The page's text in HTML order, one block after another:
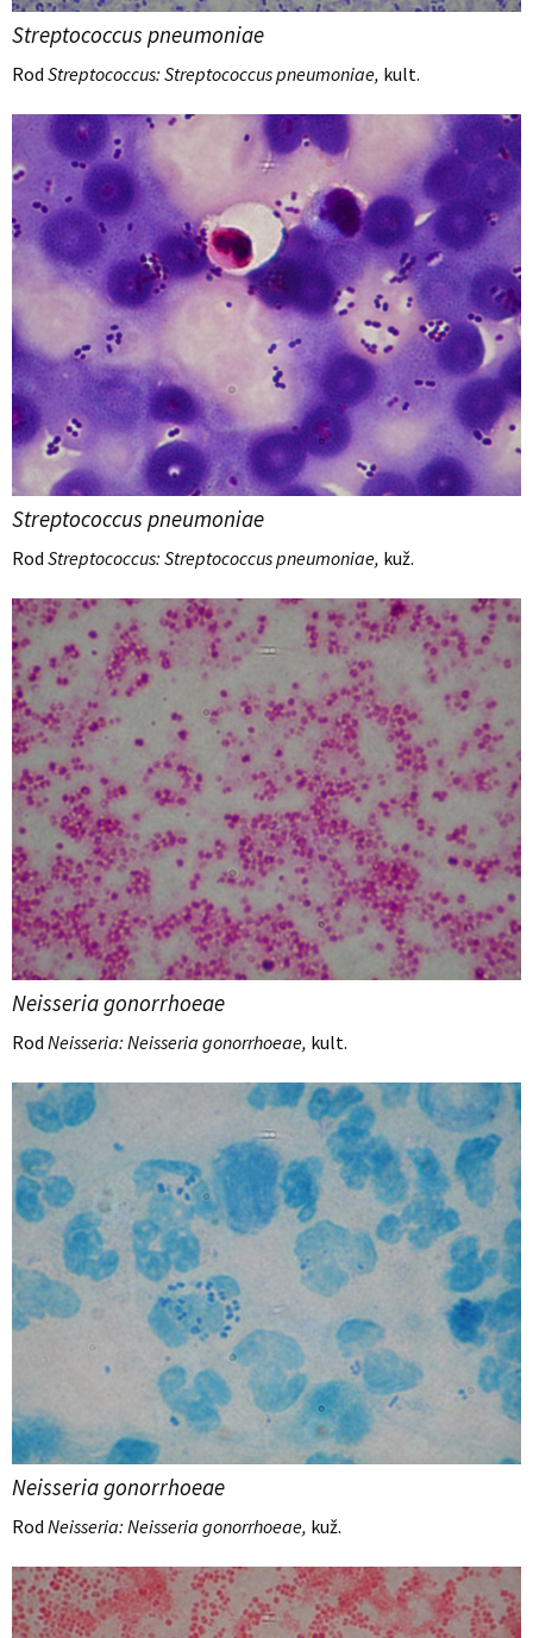
Streptococcus pneumoniae
Rod Streptococcus: Streptococcus pneumoniae, kult.
Streptococcus pneumoniae
Rod Streptococcus: Streptococcus pneumoniae, kuž.
Neisseria gonorrhoeae
Rod Neisseria: Neisseria gonorrhoeae, kult.
Neisseria gonorrhoeae
Rod Neisseria: Neisseria gonorrhoeae, kuž.